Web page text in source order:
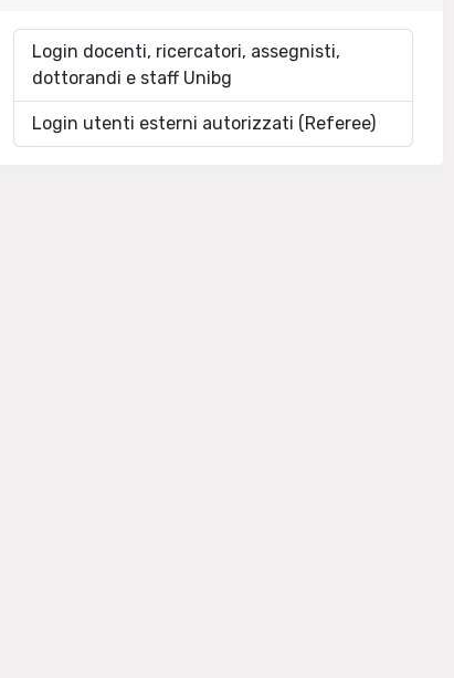
Login docenti, ricercatori, assegnisti,
dottorandi e staff Unibg
Login utenti esterni autorizzati (Referee)